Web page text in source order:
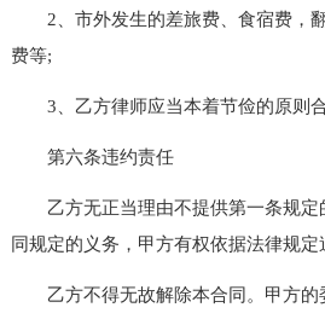
2、市外发生的差旅费、食宿费，
费等;
3、乙方律师应当本着节俭的原则合
第六条违约责任
乙方无正当理由不提供第一条规定
同规定的义务，甲方有权依据法律规定
乙方不得无故解除本合同。甲方的